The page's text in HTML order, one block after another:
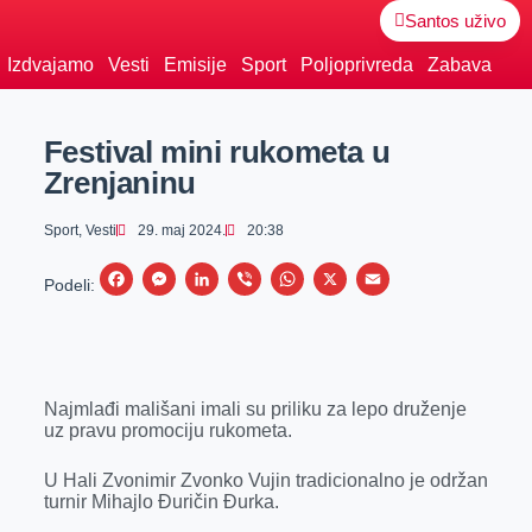
Santos uživo
Izdvajamo Vesti Emisije Sport Poljoprivreda Zabava
Festival mini rukometa u
Zrenjaninu
Sport, Vesti 29. maj 2024. 20:38
Podeli:
F
b
o
k
M
e
g
e
L
e
I
n
V
r
W
s
p
X
E
l
Najmlađi mališani imali su priliku za lepo druženje
uz pravu promociju rukometa.
U Hali Zvonimir Zvonko Vujin tradicionalno je održan
turnir Mihajlo Đuričin Đurka.